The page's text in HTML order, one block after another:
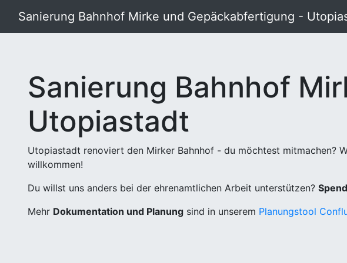
Sanierung Bahnhof Mirke und Gepäckabfertigung -
Sanierung Bahnhof
Utopiastadt
Utopiastadt renoviert den Mirker Bahnhof - du möchtest mitmachen?
willkommen!
Du willst uns anders bei der ehrenamtlichen Arbeit unterstützen?
Mehr Dokumentation und Planung sind in unserem Planungstool